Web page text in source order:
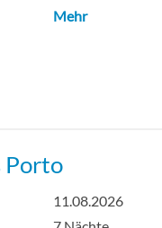
Mehr
Porto
11.08.2026